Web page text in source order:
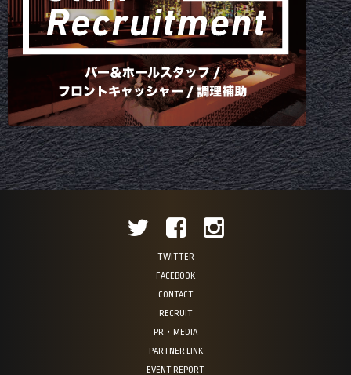
TWITTER
FACEBOOK
CONTACT
RECRUIT
PR・MEDIA
PARTNER LINK
EVENT REPORT